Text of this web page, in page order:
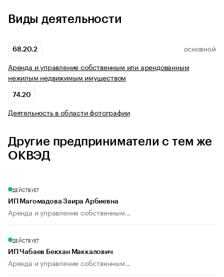
Виды деятельности
68.20.2 ОСНОВНОЙ
Аренда и управление собственным или арендованным
нежилым недвижимым имуществом
74.20
Деятельность в области фотографии
Другие предприниматели с тем же
ОКВЭД
ДЕЙСТВУЕТ
ИП Магомадова Заира Арбиевна
Аренда и управление собственным...
ДЕЙСТВУЕТ
ИП Чабаев Бекхан Маккалович
Аренда и управление собственным...